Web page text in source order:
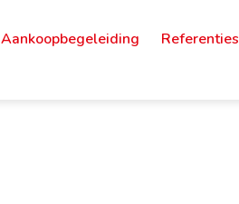
Aankoopbegeleiding Referenties